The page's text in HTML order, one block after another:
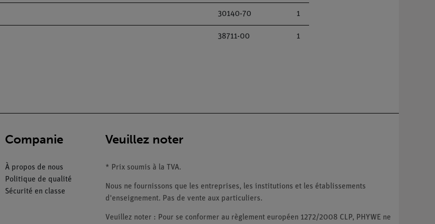
30140-70 1
38711-00 1
Companie
À propos de nous
Politique de qualité
Sécurité en classe
Veuillez noter
* Prix soumis à la TVA.
Nous ne fournissons que les entreprises, les institutions et les établissements
d'enseignement. Pas de vente aux particuliers.
Veuillez noter : Pour se conformer au règlement européen 1272/2008 CLP, PHYWE ne